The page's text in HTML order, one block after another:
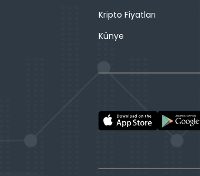
Kripto Fiyatları
Künye